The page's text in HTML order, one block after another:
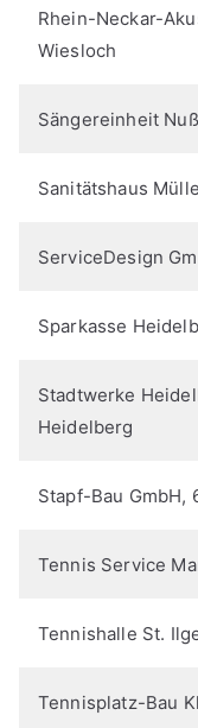
Rhein-Neckar-
Wiesloch
Sängereinheit
Sanitätshaus
ServiceDesign
Sparkasse
Stadtwerke
Heidelberg
Stapf-Bau GmbH,
Tennis Service
Tennishalle St.
Tennisplatz-Bau